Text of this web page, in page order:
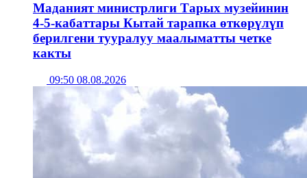
Маданият министрлиги Тарых музейинин
4-5-кабаттары Кытай тарапка өткөрүлүп
берилгени тууралуу маалыматты четке
какты
09:50 08.08.2026